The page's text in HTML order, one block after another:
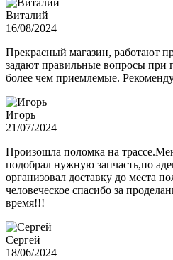
Виталий
16/08/2024
Прекрасный магазин, работают
задают правильные вопросы при
более чем приемлемые.
Игорь
21/07/2024
Произошла поломка на
подобрал нужную запчасть,по
организовал доставку до места
человеческое спасибо за
время!!!
Сергей
18/06/2024